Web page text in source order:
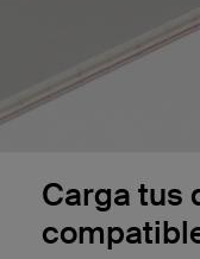
‌Carga tus